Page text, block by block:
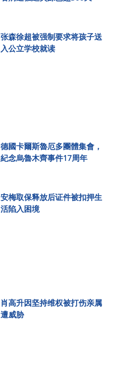
张森徐超被强制要求将孩子送
入公立学校就读
德國卡爾斯魯厄多團體集會，
紀念烏魯木齊事件17周年
安梅取保释放后证件被扣押生
活陷入困境
肖高升因坚持维权被打伤亲属
遭威胁